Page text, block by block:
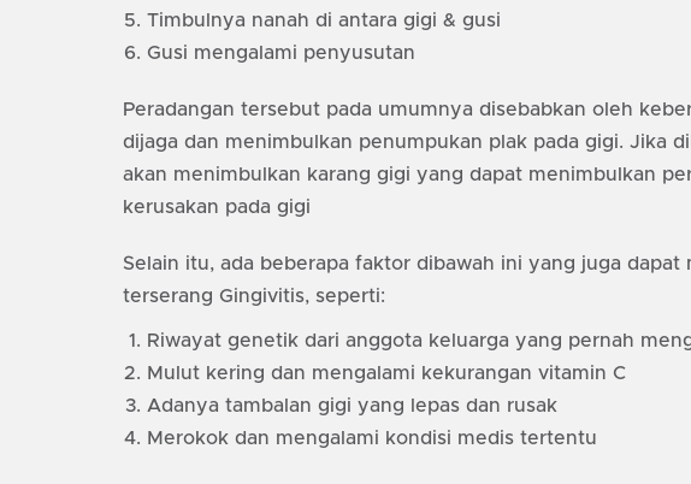
Timbulnya nanah di antara gigi & gusi
Gusi mengalami penyusutan
Peradangan tersebut pada umumnya disebabkan oleh
dijaga dan menimbulkan penumpukan plak pada gigi. Jika
akan menimbulkan karang gigi yang dapat menimbulkan
kerusakan pada gigi
Selain itu, ada beberapa faktor dibawah ini yang juga dapat
terserang Gingivitis, seperti:
Riwayat genetik dari anggota keluarga yang pernah
Mulut kering dan mengalami kekurangan vitamin C
Adanya tambalan gigi yang lepas dan rusak
Merokok dan mengalami kondisi medis tertentu